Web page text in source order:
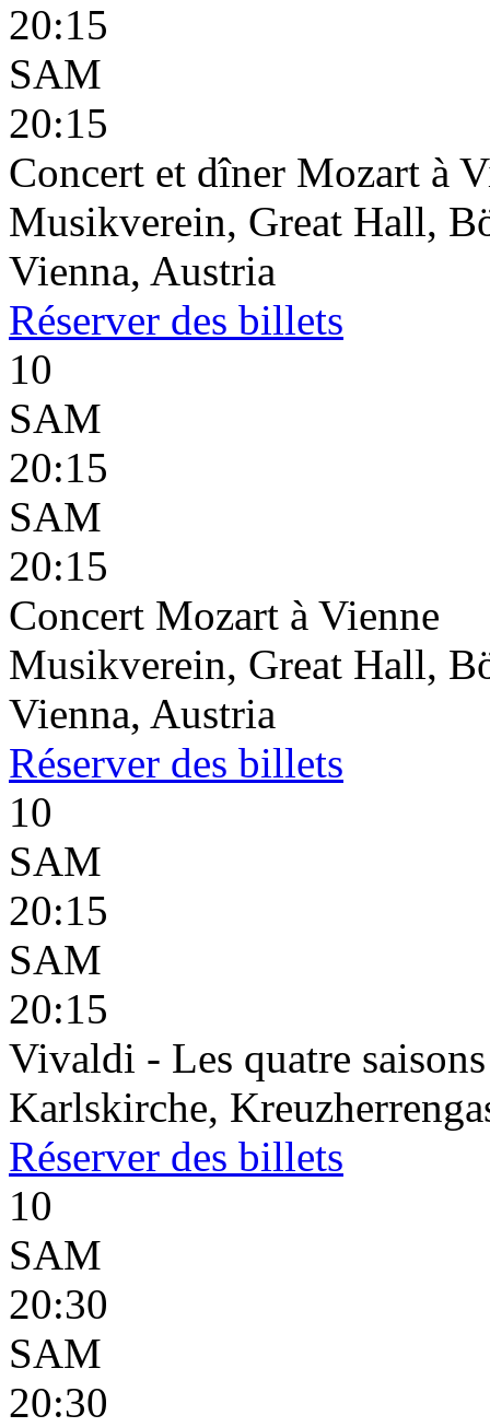
20:15
SAM
20:15
Concert et dîner Mozart à
Musikverein, Great Hall,
Vienna, Austria
Réserver des billets
10
SAM
20:15
SAM
20:15
Concert Mozart à Vienne
Musikverein, Great Hall,
Vienna, Austria
Réserver des billets
10
SAM
20:15
SAM
20:15
Vivaldi - Les quatre saisons
Karlskirche,
Réserver des billets
10
SAM
20:30
SAM
20:30